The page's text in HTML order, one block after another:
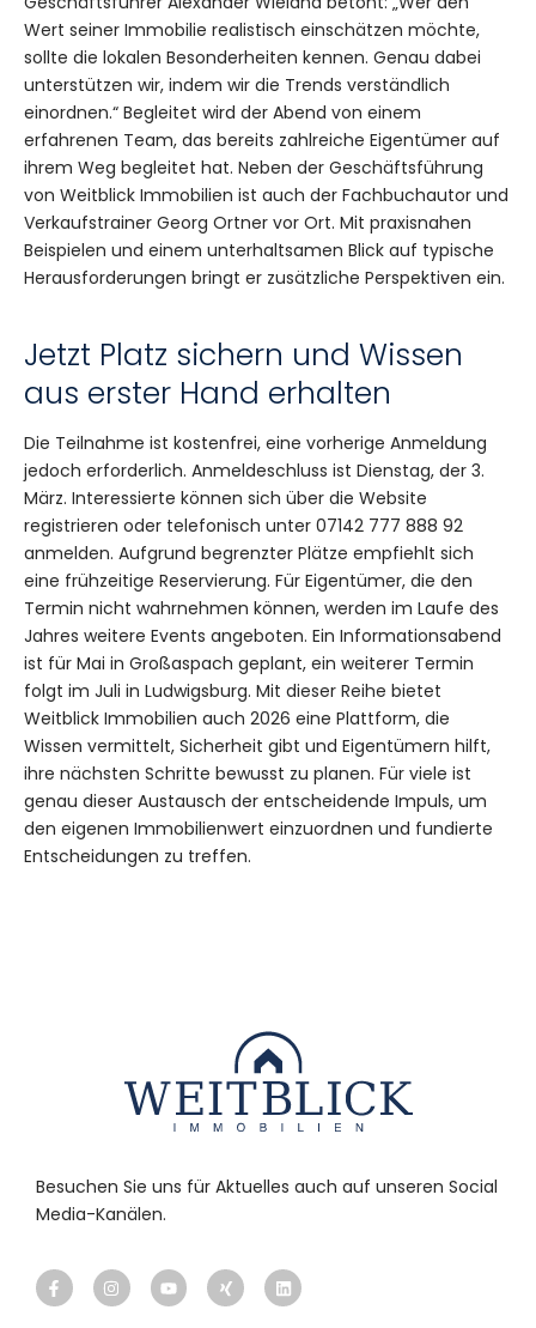
Wert seiner Immobilie realistisch einschätzen möchte,
sollte die lokalen Besonderheiten kennen. Genau dabei
unterstützen wir, indem wir die Trends verständlich
einordnen.“ Begleitet wird der Abend von einem
erfahrenen Team, das bereits zahlreiche Eigentümer auf
ihrem Weg begleitet hat. Neben der Geschäftsführung
von Weitblick Immobilien ist auch der Fachbuchautor und
Verkaufstrainer Georg Ortner vor Ort. Mit praxisnahen
Beispielen und einem unterhaltsamen Blick auf typische
Herausforderungen bringt er zusätzliche Perspektiven ein.
Jetzt Platz sichern und Wissen
aus erster Hand erhalten
Die Teilnahme ist kostenfrei, eine vorherige Anmeldung
jedoch erforderlich. Anmeldeschluss ist Dienstag, der 3.
März. Interessierte können sich über die Website
registrieren oder telefonisch unter 07142 777 888 92
anmelden. Aufgrund begrenzter Plätze empfiehlt sich
eine frühzeitige Reservierung. Für Eigentümer, die den
Termin nicht wahrnehmen können, werden im Laufe des
Jahres weitere Events angeboten. Ein Informationsabend
ist für Mai in Großaspach geplant, ein weiterer Termin
folgt im Juli in Ludwigsburg. Mit dieser Reihe bietet
Weitblick Immobilien auch 2026 eine Plattform, die
Wissen vermittelt, Sicherheit gibt und Eigentümern hilft,
ihre nächsten Schritte bewusst zu planen. Für viele ist
genau dieser Austausch der entscheidende Impuls, um
den eigenen Immobilienwert einzuordnen und fundierte
Entscheidungen zu treffen.
Besuchen Sie uns für Aktuelles auch auf unseren Social
Media-Kanälen.